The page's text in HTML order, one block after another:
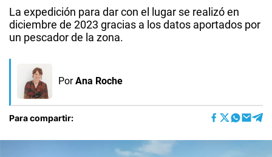
La expedición para dar con el lugar se realizó en
diciembre de 2023 gracias a los datos aportados por
un pescador de la zona.
Por Ana Roche
Para compartir: